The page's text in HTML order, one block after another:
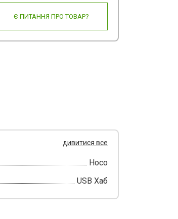
Є ПИТАННЯ ПРО ТОВАР?
дивитися все
Hoco
USB Хаб